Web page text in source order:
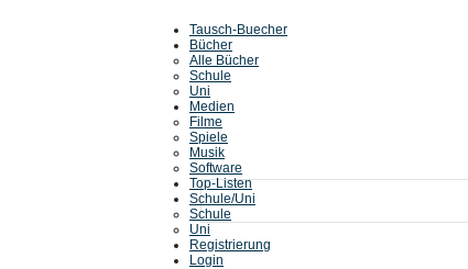
Tausch-Buecher
Bücher
Alle Bücher
Schule
Uni
Medien
Filme
Spiele
Musik
Software
Top-Listen
Schule/Uni
Schule
Uni
Registrierung
Login